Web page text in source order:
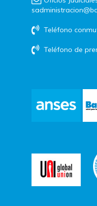
Teléfono
Teléfono de